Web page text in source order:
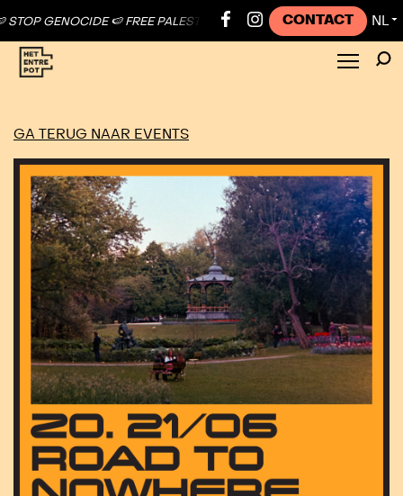
🍉 FREE PALESTINE ● 🍉 STOP GENOCIDE 🍉 FREE
CONTACT NL ▼
GA TERUG NAAR EVENTS